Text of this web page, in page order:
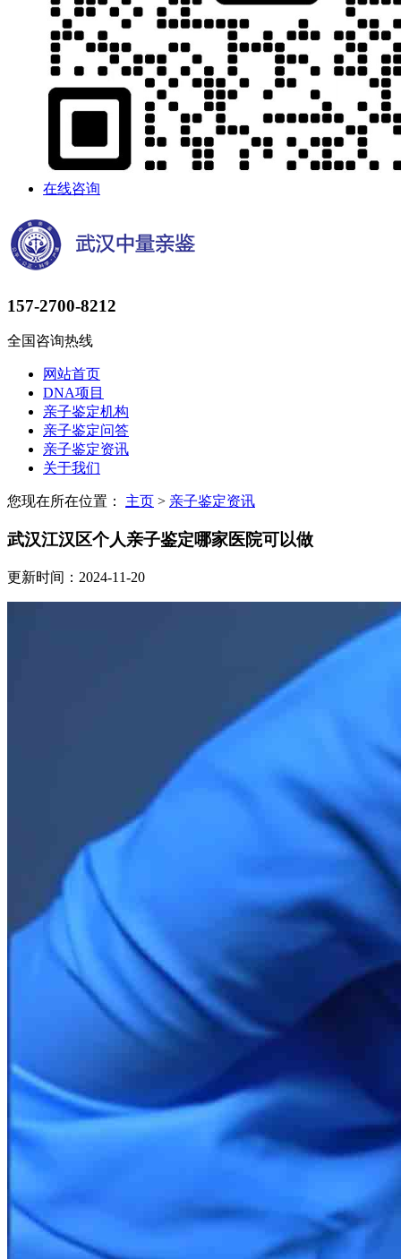
在线咨询
157-2700-8212
全国咨询热线
网站首页
DNA项目
亲子鉴定机构
亲子鉴定问答
亲子鉴定资讯
关于我们
您现在所在位置： 主页 > 亲子鉴定资讯
武汉江汉区个人亲子鉴定哪家医院可以做
更新时间：2024-11-20